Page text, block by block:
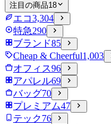
注目の商品18
エコ3,304
特急290
ブランド85
Cheap & Cheerful1,003
オフィス96
アパレル69
バッグ70
プレミアム47
テック76